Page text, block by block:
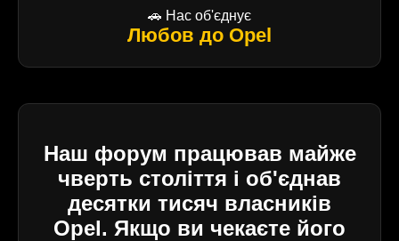
🚗 Нас об'єднує
Любов до Opel
Наш форум працював майже
чверть століття і об'єднав
десятки тисяч власників
Opel. Якщо ви чекаєте його